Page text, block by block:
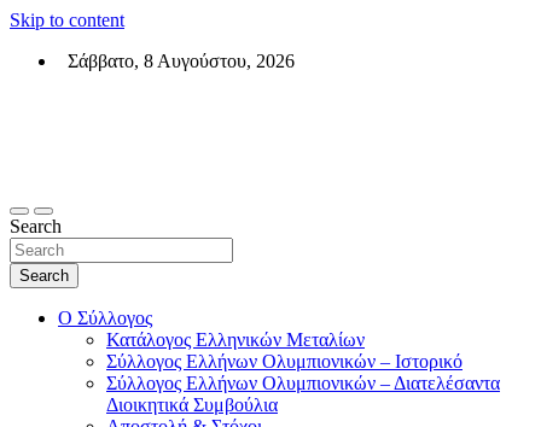
Skip to content
Σάββατο, 8 Αυγούστου, 2026
Search
Search
Ο Σύλλογος
Κατάλογος Ελληνικών Μεταλίων
Σύλλογος Ελλήνων Ολυμπιονικών – Ιστορικό
Σύλλογος Ελλήνων Ολυμπιονικών – Διατελέσαντα
Διοικητικά Συμβούλια